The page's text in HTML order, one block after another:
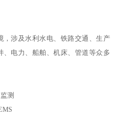
，涉及水利水电、铁路交通、生产
、电力、船舶、机床、管道等众多
测